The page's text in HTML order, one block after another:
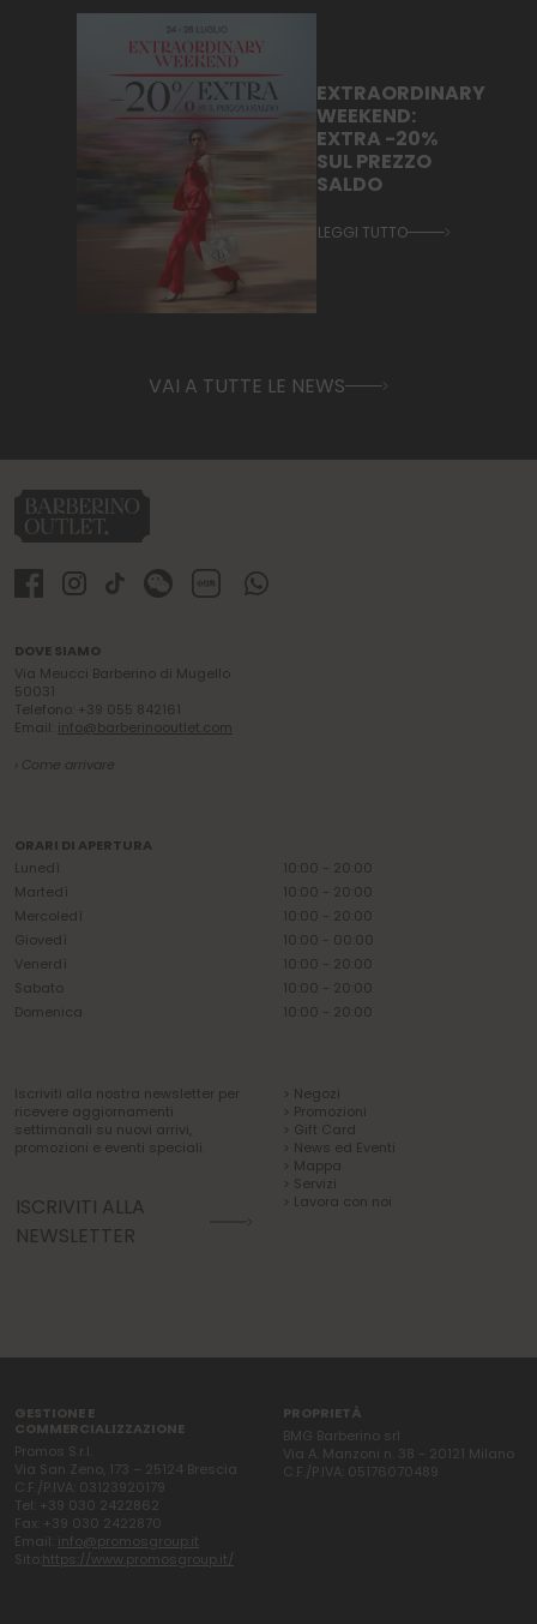
EXTRAORDINARY
WEEKEND:
EXTRA -20%
SUL PREZZO
SALDO
LEGGI TUTTO
VAI A TUTTE LE NEWS
DOVE SIAMO
Via Meucci Barberino di Mugello
50031
Telefono: +39 055 842161
Email: info@barberinooutlet.com
› Come arrivare
ORARI DI APERTURA
Lunedì
10:00 - 20:00
Martedì
10:00 - 20:00
Mercoledì
10:00 - 20:00
Giovedì
10:00 - 00:00
Venerdì
10:00 - 20:00
Sabato
10:00 - 20:00
Domenica
10:00 - 20:00
Iscriviti alla nostra newsletter per
ricevere aggiornamenti
settimanali su nuovi arrivi,
promozioni e eventi speciali.
ISCRIVITI ALLA
NEWSLETTER
> Negozi
> Promozioni
> Gift Card
> News ed Eventi
> Mappa
> Servizi
> Lavora con noi
GESTIONE E
COMMERCIALIZZAZIONE
Promos S.r.l.
Via San Zeno, 173 – 25124 Brescia
C.F./P.IVA: 03123920179
Tel: +39 030 2422862
Fax: +39 030 2422870
Email: info@promosgroup.it
Sito:https://www.promosgroup.it/
PROPRIETÀ
BMG Barberino srl
Via A. Manzoni n. 38 - 20121 Milano
C.F./P.IVA: 05176070489